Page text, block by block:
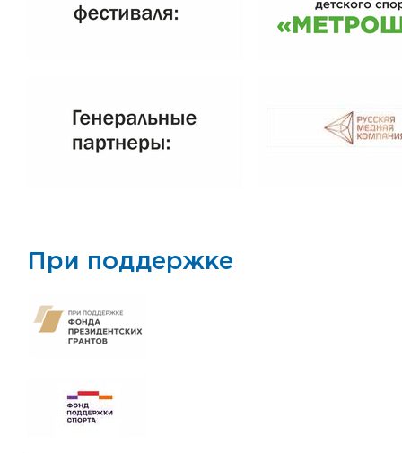
При поддержке